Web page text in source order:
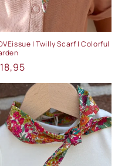
| Twilly Scarf | Colorful